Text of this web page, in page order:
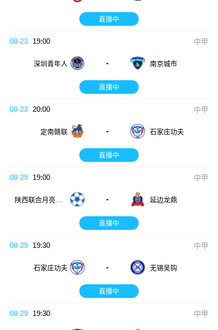
直播中
08-23 19:00 中甲
深圳青年人 - 南京城市
直播中
08-23 20:00 中甲
定南赣联 - 石家庄功夫
直播中
08-29 19:00 中甲
陕西联合月亮泊
- 延边龙鼎
直播中
08-29 19:30 中甲
石家庄功夫 - 无锡吴钩
直播中
08-29 19:30 中甲